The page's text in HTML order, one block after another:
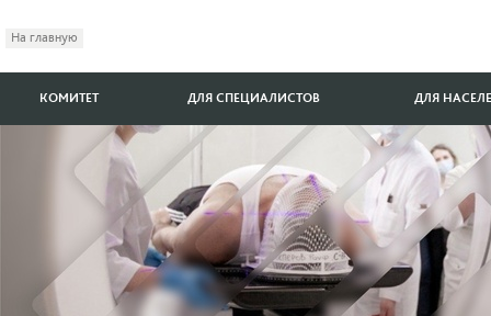
На главную
КОМИТЕТ ДЛЯ СПЕЦИАЛИСТОВ ДЛЯ